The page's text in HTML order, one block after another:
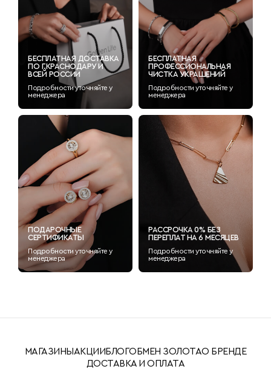
БЕСПЛАТНАЯ ДОСТАВКА
ПО Г.КРАСНОДАРУ И
ВСЕЙ РОССИИ
Подробности уточняйте у
менеджера
БЕСПЛАТНАЯ
ПРОФЕССИОНАЛЬНАЯ
ЧИСТКА УКРАШЕНИЙ
Подробности уточняйте у
менеджера
ПОДАРОЧНЫЕ
СЕРТИФИКАТЫ
Подробности уточняйте у
менеджера
РАССРОЧКА 0% БЕЗ
ПЕРЕПЛАТ НА 6 МЕСЯЦЕВ
Подробности уточняйте у
менеджера
МАГАЗИНЫ АКЦИИБЛОГОБМЕН ЗОЛОТАО БРЕНДЕ
ДОСТАВКА И ОПЛАТА